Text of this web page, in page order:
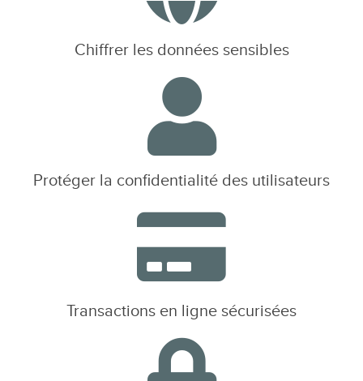
Chiffrer les données sensibles
Protéger la confidentialité des utilisateurs
Transactions en ligne sécurisées